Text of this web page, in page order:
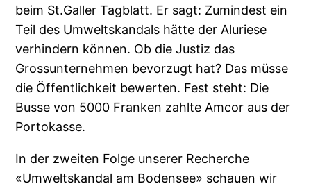
beim St.Galler Tagblatt. Er sagt: Zumindest ein
Teil des Umweltskandals hätte der Aluriese
verhindern können. Ob die Justiz das
Grossunternehmen bevorzugt hat? Das müsse
die Öffentlichkeit bewerten. Fest steht: Die
Busse von 5000 Franken zahlte Amcor aus der
Portokasse.
In der zweiten Folge unserer Recherche
«Umweltskandal am Bodensee» schauen wir